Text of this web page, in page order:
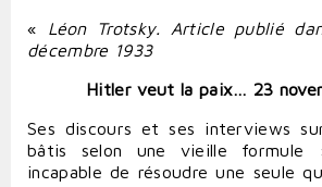
« Léon Trotsky. Article publié
décembre 1933
Hitler veut la paix… 23
Ses discours et ses interviews
bâtis selon une vieille
incapable de résoudre une seule